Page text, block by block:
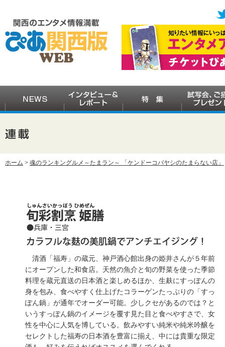
ホーム > 魂のランキングルメ～たまラン～ 「ケンドーコバヤシのたまらない店」
清酒「福寿」の蔵元、神戸酒心館出身の姫井さんが５年前
にオープンした和食店。天然の魚介と旬の野菜を使った季節
料理を蔵元直送の日本酒と楽しめるほか、生麸にすっぽんの
身を包み、食べやすく仕上げたコラーゲンたっぷりの「すっ
ぽん鍋」が通年でオーダー可能。少しクセがあるのでは？と
いうすっぽん鍋のイメージを覆す見た目と食べやすさで、女
性を中心に人気を博している。飲みやすい純米や純米吟醸を
セレクトした福寿の日本酒を豊富に揃え、中には貴重な限定